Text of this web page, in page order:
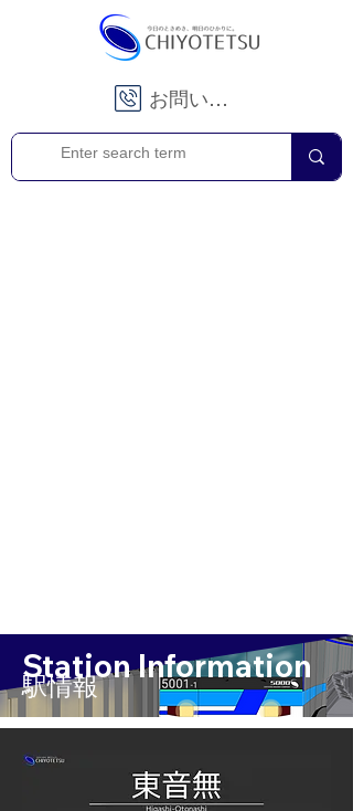
お問い合わせ
Station Information
​駅情報